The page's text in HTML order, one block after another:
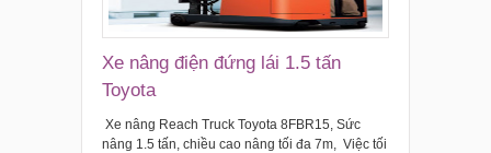
Xe nâng điện đứng lái 1.5 tấn
Toyota
Xe nâng Reach Truck Toyota 8FBR15, Sức
nâng 1.5 tấn, chiều cao nâng tối đa 7m, Việc tối